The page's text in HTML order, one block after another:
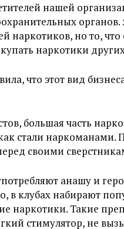
нашей
наркотиков, но то,
наркотики
что этот вид
большая часть
стали
своими
анашу и
в клубах набирают
наркотики. Такие
стимулятор, не